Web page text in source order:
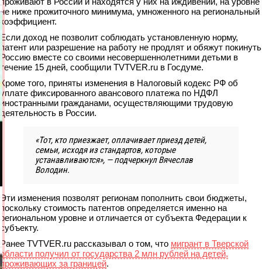
не ниже прожиточного минимума, умноженного на региональный
коэффициент.
Если доход не позволит соблюдать установленную норму,
патент или разрешение на работу не продлят и обяжут покинуть
Россию вместе со своими несовершеннолетними детьми в
течение 15 дней, сообщили TVTVER.ru в Госдуме.
Кроме того, приняты изменения в Налоговый кодекс РФ об
уплате фиксированного авансового платежа по НДФЛ
иностранными гражданами, осуществляющими трудовую
деятельность в России.
«Тот, кто приезжает, оплачивает приезд детей,
семьи, исходя из стандартов, которые
устанавливаются», — подчеркнул Вячеслав
Володин.
Эти изменения позволят регионам пополнить свои бюджеты,
поскольку стоимость патентов определяется именно на
региональном уровне и отличается от субъекта Федерации к
субъекту.
Ранее TVTVER.ru рассказывал о том, что мигрант в Тверской
области получил от государства 2 млн рублей на детей,
проживающих за границей.